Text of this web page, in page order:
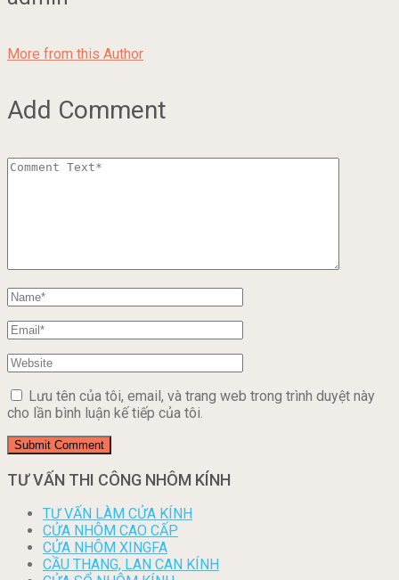
More from this Author
Add Comment
Lưu tên của tôi, email, và trang web trong trình duyệt này
cho lần bình luận kế tiếp của tôi.
TƯ VẤN THI CÔNG NHÔM KÍNH
TƯ VẤN LÀM CỬA KÍNH
CỬA NHÔM CAO CẤP
CỬA NHÔM XINGFA
CẦU THANG, LAN CAN KÍNH